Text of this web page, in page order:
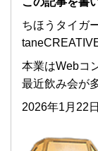
ちほうタイガ
本業はWebコ
最近飲み会が
2026年1月22